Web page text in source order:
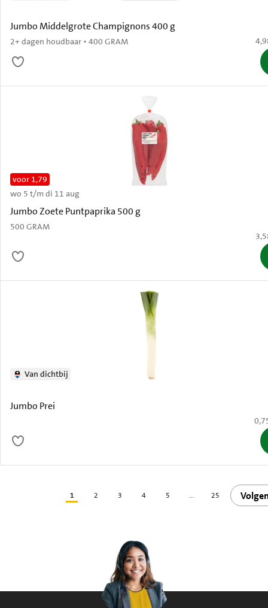
Jumbo Middelgrote Champignons 400 g
2+ dagen houdbaar • 400 GRAM €
Jumbo Zoete Puntpaprika 500 g
500 GRAM
voor 1,79
wo 5 t/m di 11 aug
€
Jumbo Prei
Van dichtbij
€
1 2 3 4 5 ... 25